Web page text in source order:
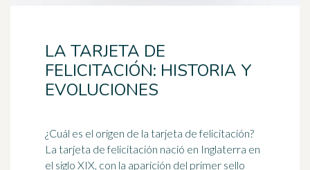
LA TARJETA DE
FELICITACIÓN: HISTORIA Y
EVOLUCIONES
¿Cuál es el origen de la tarjeta de felicitación?
La tarjeta de felicitación nació en Inglaterra en
el siglo XIX, con la aparición del primer sello